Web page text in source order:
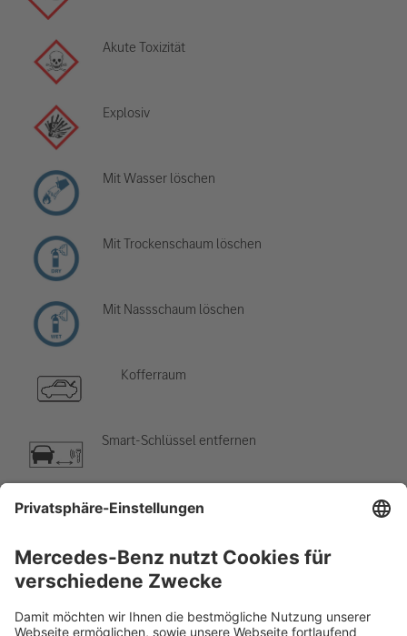
Akute Toxizität
Explosiv
Mit Wasser löschen
Mit Trockenschaum löschen
Mit Nassschaum löschen
Kofferraum
Smart-Schlüssel entfernen
Klimaanlage
Gefahr, niedrige Temperatur